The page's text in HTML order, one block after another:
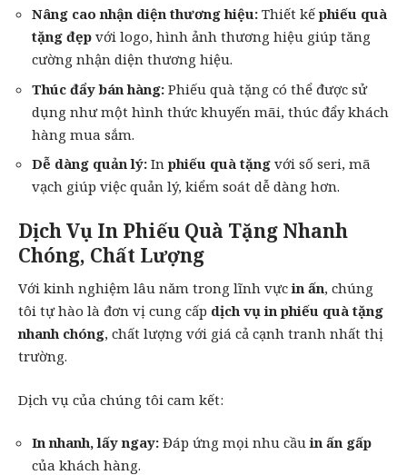
Nâng cao nhận diện thương hiệu: Thiết kế phiếu quà
tặng đẹp với logo, hình ảnh thương hiệu giúp tăng
cường nhận diện thương hiệu.
Thúc đẩy bán hàng: Phiếu quà tặng có thể được sử
dụng như một hình thức khuyến mãi, thúc đẩy khách
hàng mua sắm.
Dễ dàng quản lý: In phiếu quà tặng với số seri, mã
vạch giúp việc quản lý, kiểm soát dễ dàng hơn.
Dịch Vụ In Phiếu Quà Tặng Nhanh
Chóng, Chất Lượng
Với kinh nghiệm lâu năm trong lĩnh vựcin ấn, chúng
tôi tự hào là đơn vị cung cấp dịch vụ in phiếu quà tặng
nhanh chóng, chất lượng với giá cả cạnh tranh nhất thị
trường.
Dịch vụ của chúng tôi cam kết:
In nhanh, lấy ngay: Đáp ứng mọi nhu cầuin ấn gấp
của khách hàng.